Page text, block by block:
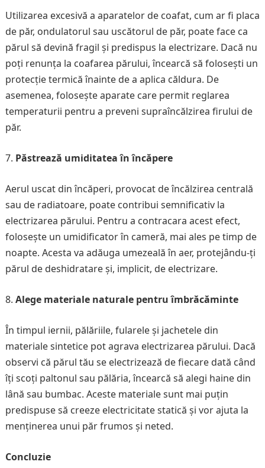
Utilizarea excesivă a aparatelor de coafat, cum ar fi placa
de păr, ondulatorul sau uscătorul de păr, poate face ca
părul să devină fragil și predispus la electrizare. Dacă nu
poți renunța la coafarea părului, încearcă să folosești un
protecție termică înainte de a aplica căldura. De
asemenea, folosește aparate care permit reglarea
temperaturii pentru a preveni supraîncălzirea firului de
păr.
Păstrează umiditatea în încăpere
Aerul uscat din încăperi, provocat de încălzirea centrală
sau de radiatoare, poate contribui semnificativ la
electrizarea părului. Pentru a contracara acest efect,
folosește un umidificator în cameră, mai ales pe timp de
noapte. Acesta va adăuga umezeală în aer, protejându-ți
părul de deshidratare și, implicit, de electrizare.
Alege materiale naturale pentru îmbrăcăminte
În timpul iernii, pălăriile, fularele și jachetele din
materiale sintetice pot agrava electrizarea părului. Dacă
observi că părul tău se electrizează de fiecare dată când
îți scoți paltonul sau pălăria, încearcă să alegi haine din
lână sau bumbac. Aceste materiale sunt mai puțin
predispuse să creeze electricitate statică și vor ajuta la
menținerea unui păr frumos și neted.
Concluzie